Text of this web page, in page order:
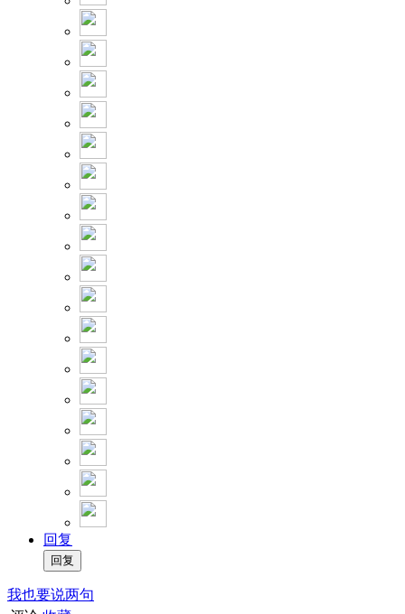
回复
我也要说两句